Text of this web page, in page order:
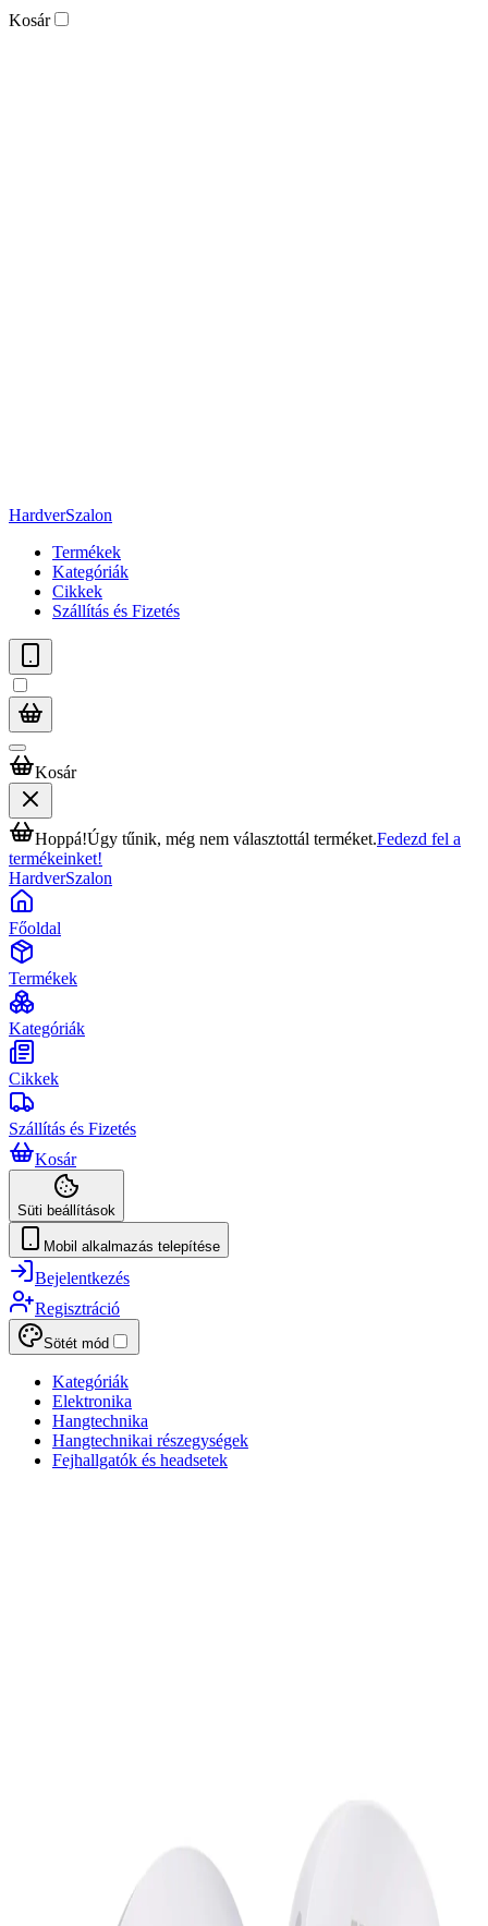
Kosár
HardverSzalon
Termékek
Kategóriák
Cikkek
Szállítás és Fizetés
Kosár
Hoppá!Úgy tűnik, még nem választottál terméket.Fedezd fel a
termékeinket!
HardverSzalon
Főoldal
Termékek
Kategóriák
Cikkek
Szállítás és Fizetés
Kosár
Süti beállítások
Mobil alkalmazás telepítése
Bejelentkezés
Regisztráció
Sötét mód
Kategóriák
Elektronika
Hangtechnika
Hangtechnikai részegységek
Fejhallgatók és headsetek